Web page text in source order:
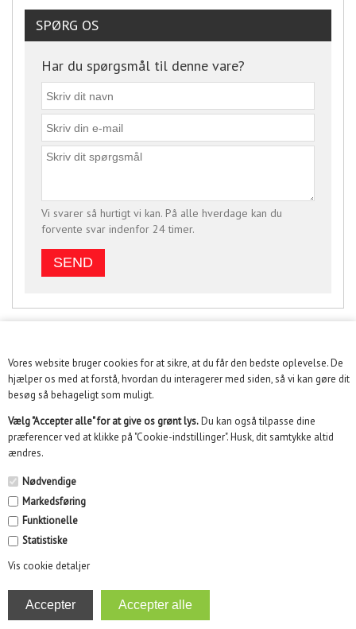
Vores website bruger cookies for at sikre, at du får den bedste oplevelse. De
hjælper os med at forstå, hvordan du interagerer med siden, så vi kan gøre dit
besøg så behageligt som muligt.
Vælg "Accepter alle" for at give os grønt lys.Du kan også tilpasse dine
præferencer ved at klikke på "Cookie-indstillinger". Husk, dit samtykke altid
ændres.
Nødvendige
Markedsføring
Funktionelle
Statistiske
Vis cookie detaljer
SPØRG OS
Har du spørgsmål til denne vare?
Vi svarer så hurtigt vi kan. På alle hverdage kan du
forvente svar indenfor 24 timer.
KUNDESERVICE
INFORMATION
KUNDECENTER
SOME
NYHEDSBREV
info@kidikid.dk | CVR 35532870